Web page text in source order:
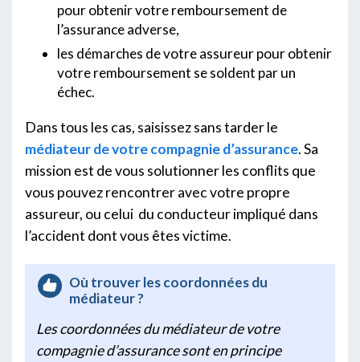
pour obtenir votre remboursement de
l’assurance adverse,
les démarches de votre assureur pour obtenir
votre remboursement se soldent par un
échec.
Dans tous les cas, saisissez sans tarder le
médiateur de votre compagnie d’assurance. Sa
mission est de vous solutionner les conflits que
vous pouvez rencontrer avec votre propre
assureur, ou celui du conducteur impliqué dans
l’accident dont vous êtes victime.
Où trouver les coordonnées du
médiateur ?
Les coordonnées du médiateur de votre
compagnie d’assurance sont en principe